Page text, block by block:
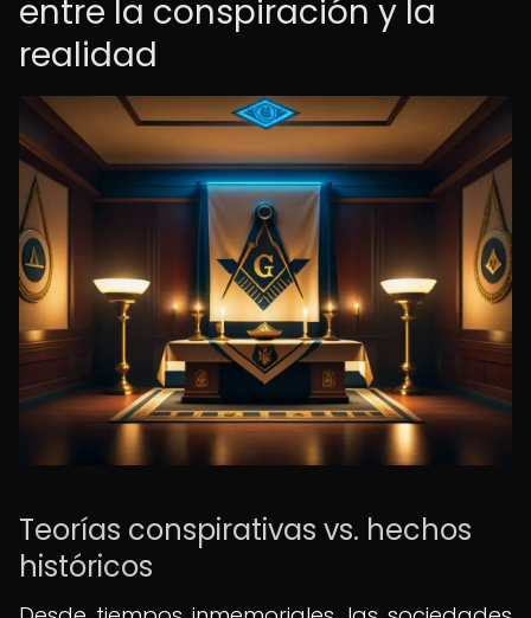
entre la conspiración y la
realidad
Teorías conspirativas vs. hechos
históricos